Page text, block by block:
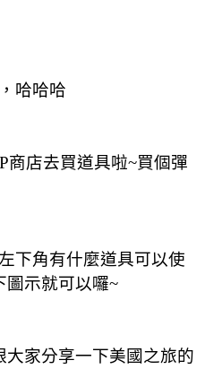
哈哈哈
商店去買道具啦~買個彈
下角有什麼道具可以使
圖示就可以囉~
家分享一下美國之旅的